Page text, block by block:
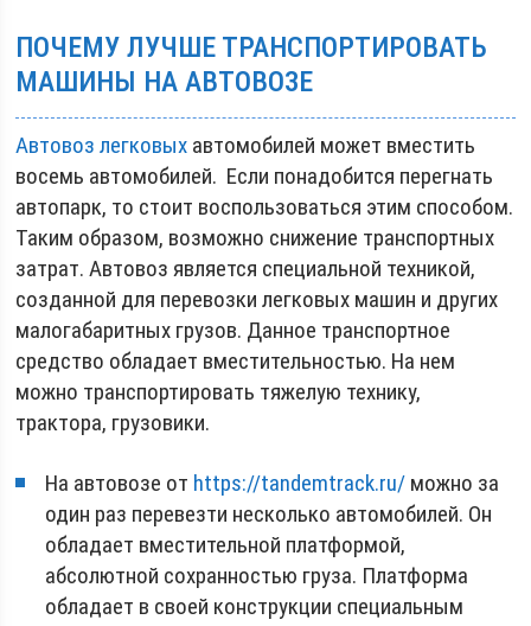
ПОЧЕМУ ЛУЧШЕ ТРАНСПОРТИРОВАТЬ
МАШИНЫ НА АВТОВОЗЕ
Автовоз легковых автомобилей может вместить
восемь автомобилей. Если понадобится перегнать
автопарк, то стоит воспользоваться этим способом.
Таким образом, возможно снижение транспортных
затрат. Автовоз является специальной техникой,
созданной для перевозки легковых машин и других
малогабаритных грузов. Данное транспортное
средство обладает вместительностью. На нем
можно транспортировать тяжелую технику,
трактора, грузовики.
На автовозе от https://tandemtrack.ru/ можно за
один раз перевезти несколько автомобилей. Он
обладает вместительной платформой,
абсолютной сохранностью груза. Платформа
обладает в своей конструкции специальным